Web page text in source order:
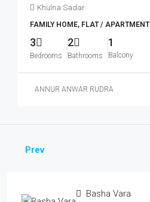
Khulna Sadar
FAMILY HOME, FLAT / APARTMENT
3
Bedrooms
2
Bathrooms
1
Balcony
ANNUR ANWAR RUDRA
Prev
Basha Vara